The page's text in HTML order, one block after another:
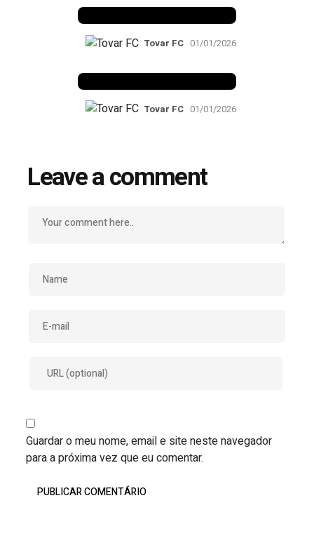
Tovar FC 01/01/2026
Tovar FC 01/01/2026
Leave a comment
Guardar o meu nome, email e site neste navegador
para a próxima vez que eu comentar.